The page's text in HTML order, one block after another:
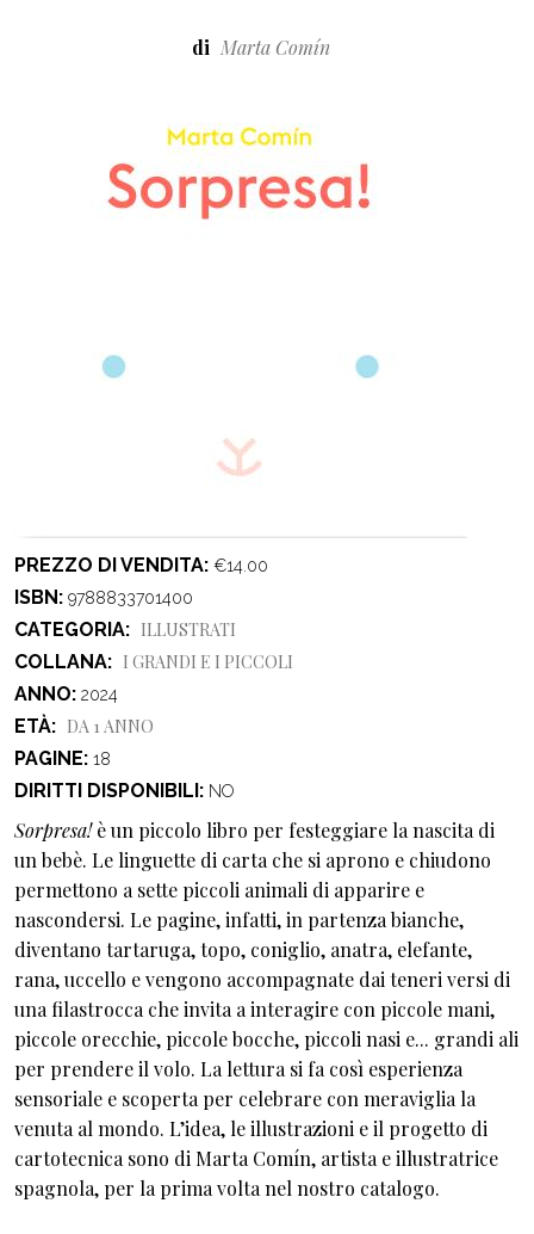
di Marta Comín
PREZZO DI VENDITA €14.00
ISBN 9788833701400
CATEGORIA
ILLUSTRATI
COLLANA
I GRANDI E I PICCOLI
ANNO 2024
ETÀ
DA 1 ANNO
PAGINE 18
DIRITTI DISPONIBILI NO
Sorpresa!è un piccolo libro per festeggiare la nascita di
un bebè. Le linguette di carta che si aprono e chiudono
permettono a sette piccoli animali di apparire e
nascondersi. Le pagine, infatti, in partenza bianche,
diventano tartaruga, topo, coniglio, anatra, elefante,
rana, uccello e vengono accompagnate dai teneri versi di
una filastrocca che invita a interagire con piccole mani,
piccole orecchie, piccole bocche, piccoli nasi e... grandi ali
per prendere il volo. La lettura si fa così esperienza
sensoriale e scoperta per celebrare con meraviglia la
venuta al mondo. L’idea, le illustrazioni e il progetto di
cartotecnica sono di Marta Comín, artista e illustratrice
spagnola, per la prima volta nel nostro catalogo.